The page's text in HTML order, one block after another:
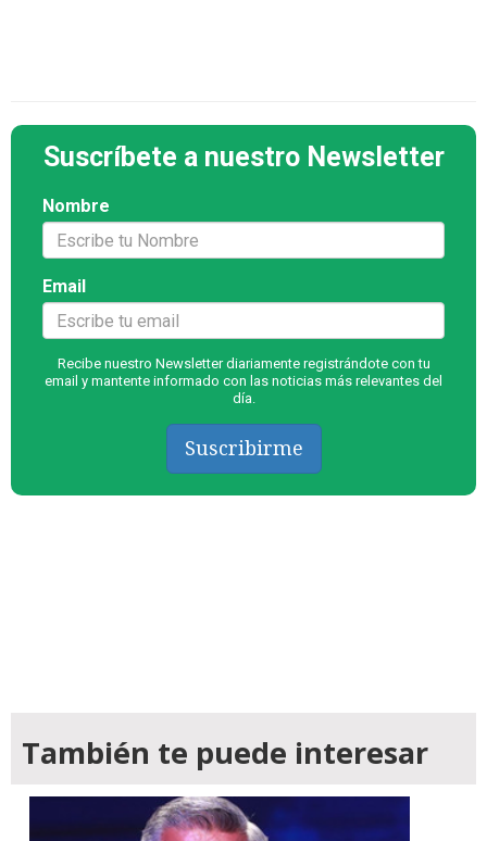
Suscríbete a nuestro Newsletter
Nombre
Email
Recibe nuestro Newsletter diariamente registrándote con tu
email y mantente informado con las noticias más relevantes del
día.
Suscribirme
También te puede interesar